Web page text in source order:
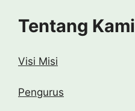
Tentang Kami
Visi Misi
Pengurus